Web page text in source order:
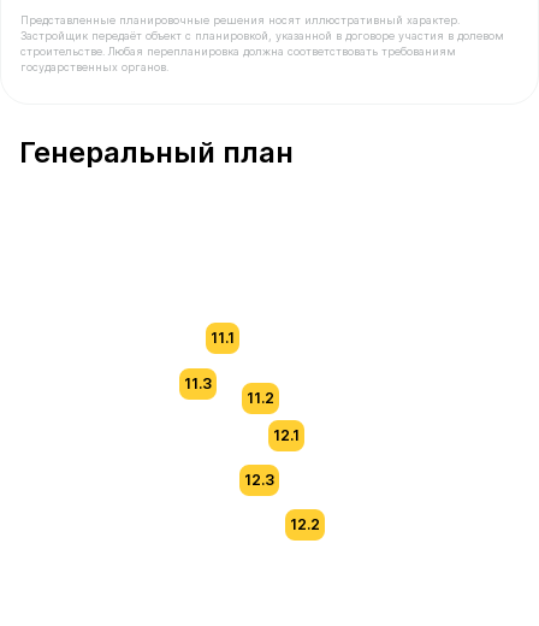
Представленные планировочные решения носят иллюстративный характер.
Застройщик передаёт объект с планировкой, указанной в договоре участия в долевом
строительстве. Любая перепланировка должна соответствовать требованиям
государственных органов.
Генеральный план
11.3
11.1
11.2
12.1
12.2
12.3